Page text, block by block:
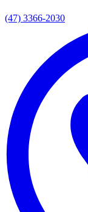
(47) 3366-2030